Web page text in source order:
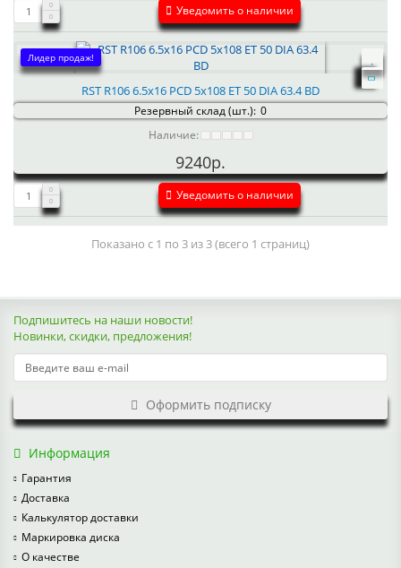
Уведомить о наличии
Лидер продаж!
RST R106 6.5x16 PCD 5x108 ET 50 DIA 63.4 BD
Резервный склад (шт.): 0
Наличие:
9240р.
Уведомить о наличии
Показано с 1 по 3 из 3 (всего 1 страниц)
Подпишитесь на наши новости!
Новинки, скидки, предложения!
Оформить подписку
Информация
Гарантия
Доставка
Калькулятор доставки
Маркировка диска
О качестве